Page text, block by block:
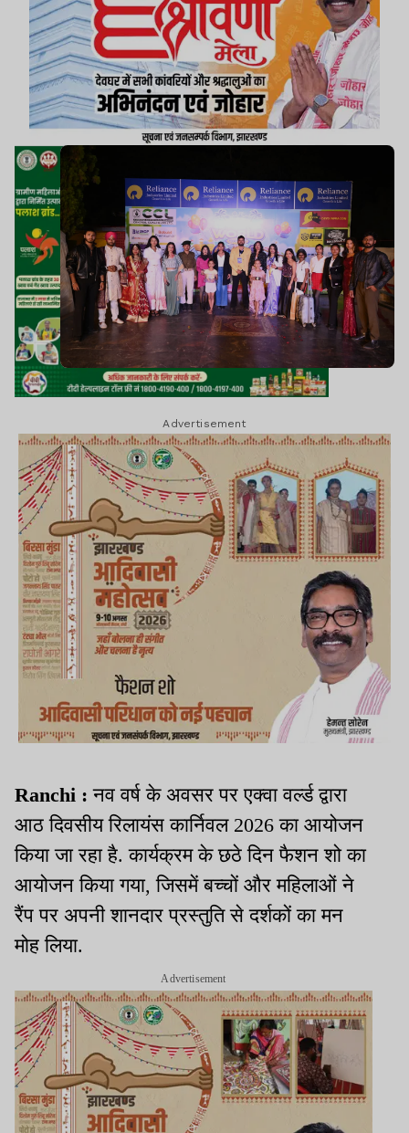
Advertisement
Ranchi :नव वर्ष के अवसर पर एक्वा वर्ल्ड द्वारा
आठ दिवसीय रिलायंस कार्निवल 2026 का आयोजन
किया जा रहा है. कार्यक्रम के छठे दिन फैशन शो का
आयोजन किया गया, जिसमें बच्चों और महिलाओं ने
रैंप पर अपनी शानदार प्रस्तुति से दर्शकों का मन
मोह लिया.
Advertisement